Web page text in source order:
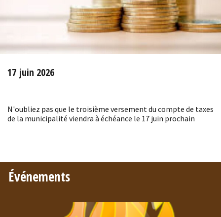
17 juin 2026
N'oubliez pas que le troisième versement du compte de taxes
de la municipalité viendra à échéance le 17 juin prochain
Événements